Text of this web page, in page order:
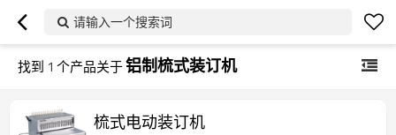
请输入一个搜索词
找到 1 个产品关于铝制梳式装订机
梳式电动装订机